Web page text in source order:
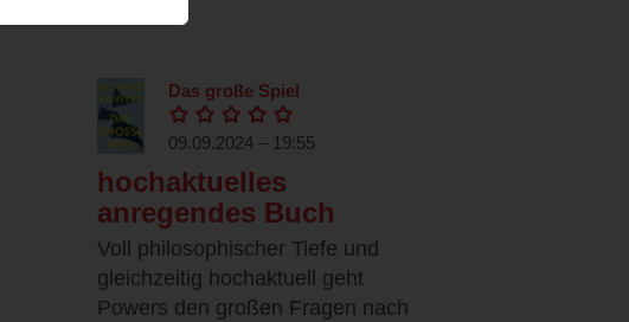
Das große Spiel
09.09.2024 – 19:55
hochaktuelles
anregendes Buch
Voll philosophischer Tiefe und
gleichzeitig hochaktuell geht
Powers den großen Fragen nach